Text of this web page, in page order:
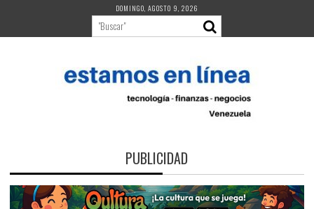
contenido
DOMINGO, AGOSTO 9, 2026
PUBLICIDAD